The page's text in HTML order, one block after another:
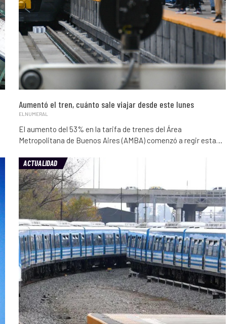
Aumentó el tren, cuánto sale viajar desde este lunes
ELNUMERAL
El aumento del 53% en la tarifa de trenes del Área
Metropolitana de Buenos Aires (AMBA) comenzó a regir esta…
ACTUALIDAD